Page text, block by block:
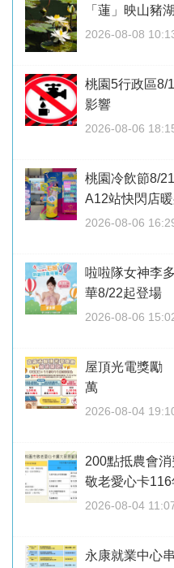
「蓮」映山
2026-08-08
桃園5行政區
影響
2026-08-06
桃園冷飲節8/
A12站快閃店
2026-08-06
啦啦隊女神李
華8/22起登場
2026-08-06
屋頂光電獎勵
萬
2026-08-04
200點抵農會
敬老愛心卡
2026-08-04
永康就業中心